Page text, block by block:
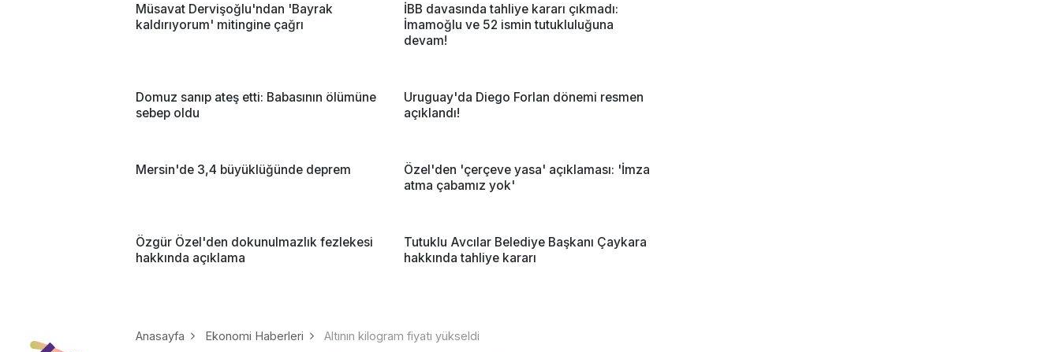
Müsavat Dervişoğlu'ndan 'Bayrak
kaldırıyorum' mitingine çağrı
İBB davasında tahliye kararı çıkmadı:
İmamoğlu ve 52 ismin tutukluluğuna
devam!
Domuz sanıp ateş etti: Babasının ölümüne
sebep oldu
Uruguay'da Diego Forlan dönemi resmen
açıklandı!
Mersin'de 3,4 büyüklüğünde deprem
Özel'den 'çerçeve yasa' açıklaması: 'İmza
atma çabamız yok'
Özgür Özel'den dokunulmazlık fezlekesi
hakkında açıklama
Tutuklu Avcılar Belediye Başkanı Çaykara
hakkında tahliye kararı
Anasayfa Ekonomi Haberleri Altının kilogram fiyatı yükseldi